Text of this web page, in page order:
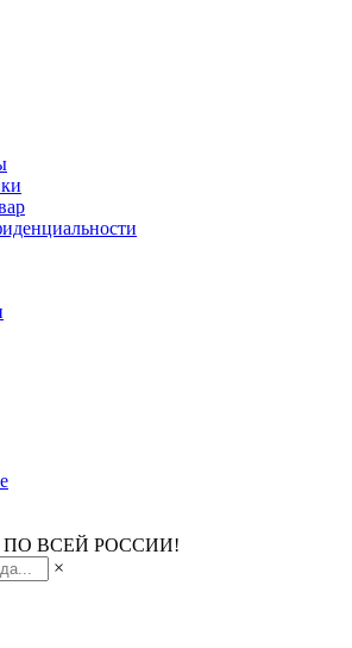
ВСЕЙ РОССИИ!
×